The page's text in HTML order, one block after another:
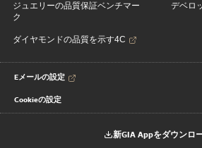
ジュエリーの品質保証ベンチマー
ク
ダイヤモンドの品質を示す4C
デベロ
Eメールの設定
Cookieの設定
新GIA Appをダウンロ